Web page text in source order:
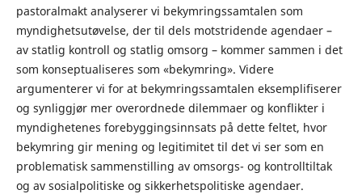
pastoralmakt analyserer vi bekymringssamtalen som
myndighetsutøvelse, der til dels motstridende agendaer –
av statlig kontroll og statlig omsorg – kommer sammen i det
som konseptualiseres som «bekymring». Videre
argumenterer vi for at bekymringssamtalen eksemplifiserer
og synliggjør mer overordnede dilemmaer og konflikter i
myndighetenes forebyggingsinnsats på dette feltet, hvor
bekymring gir mening og legitimitet til det vi ser som en
problematisk sammenstilling av omsorgs- og kontrolltiltak
og av sosialpolitiske og sikkerhetspolitiske agendaer.